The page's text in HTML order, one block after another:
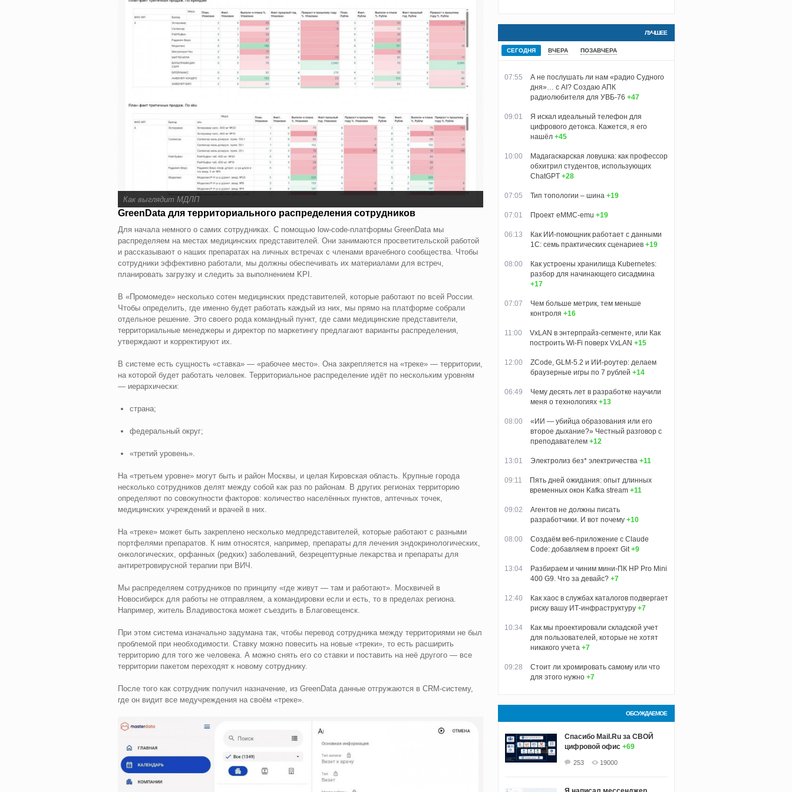
Как выглядит МДЛП
GreenData для территориального распределения сотрудников
Для начала немного о самих сотрудниках. С помощью low-code-платформы GreenData мы
распределяем на местах медицинских представителей. Они занимаются просветительской работой
и рассказывают о наших препаратах на личных встречах с членами врачебного сообщества. Чтобы
сотрудники эффективно работали, мы должны обеспечивать их материалами для встреч,
планировать загрузку и следить за выполнением KPI.
В «Промомеде» несколько сотен медицинских представителей, которые работают по всей России.
Чтобы определить, где именно будет работать каждый из них, мы прямо на платформе собрали
отдельное решение. Это своего рода командный пункт, где сами медицинские представители,
территориальные менеджеры и директор по маркетингу предлагают варианты распределения,
утверждают и корректируют их.
В системе есть сущность «ставка» — «рабочее место». Она закрепляется на «треке» — территории,
на которой будет работать человек. Территориальное распределение идёт по нескольким уровням
— иерархически:
страна;
федеральный округ;
«третий уровень». ​
На «третьем уровне» могут быть и район Москвы, и целая Кировская область. Крупные города
несколько сотрудников делят между собой как раз по районам. В других регионах территорию
определяют по совокупности факторов: количество населённых пунктов, аптечных точек,
медицинских учреждений и врачей в них.
На «треке» может быть закреплено несколько медпредставителей, которые работают с разными
портфелями препаратов. К ним относятся, например, препараты для лечения эндокринологических,
онкологических, орфанных (редких) заболеваний, безрецептурные лекарства и препараты для
антиретровирусной терапии при ВИЧ.
Мы распределяем сотрудников по принципу «где живут — там и работают». ​Москвичей в
Новосибирск для работы не отправляем, а командировки если и есть, то в пределах региона.
Например, житель Владивостока может съездить в Благовещенск.
При этом система изначально задумана так, чтобы перевод сотрудника между территориями не был
проблемой при необходимости. Ставку можно повесить на новые «треки», то есть расширить
территорию для того же человека. А можно снять его со ставки и поставить на неё другого — все
территории пакетом переходят к новому сотруднику.
После того как сотрудник получил назначение, из GreenData данные отгружаются в CRM-систему,
где он видит все медучреждения на своём «треке».
ЛУЧШЕЕ
СЕГОДНЯ ВЧЕРА ПОЗАВЧЕРА
07:55
А не послушать ли нам «радио Судного
дня»… с AI? Создаю АПК
радиолюбителя для УВБ-76 +47
09:01
Я искал идеальный телефон для
цифрового детокса. Кажется, я его
нашёл +45
10:00
Мадагаскарская ловушка: как профессор
обхитрил студентов, использующих
ChatGPT +28
07:05 Тип топологии – шина +19
07:01 Проект eMMC-emu +19
06:13
Как ИИ-помощник работает с данными
1С: семь практических сценариев +19
08:00
Как устроены хранилища Kubernetes:
разбор для начинающего сисадмина
+17
07:07
Чем больше метрик, тем меньше
контроля +16
11:00
VxLAN в энтерпрайз-сегменте, или Как
построить Wi-Fi поверх VxLAN +15
12:00
ZCode, GLM-5.2 и ИИ-роутер: делаем
браузерные игры по 7 рублей +14
06:49
Чему десять лет в разработке научили
меня о технологиях +13
08:00
«ИИ — убийца образования или его
второе дыхание?» Честный разговор с
преподавателем +12
13:01 Электролиз без* электричества +11
09:11
Пять дней ожидания: опыт длинных
временных окон Kafka stream +11
09:02
Агентов не должны писать
разработчики. И вот почему +10
08:00
Создаём веб-приложение с Claude
Code: добавляем в проект Git +9
13:04
Разбираем и чиним мини-ПК HP Pro Mini
400 G9. Что за девайс? +7
12:40
Как хаос в службах каталогов подвергает
риску вашу ИТ-инфраструктуру +7
10:34
Как мы проектировали складской учет
для пользователей, которые не хотят
никакого учета +7
09:28
Стоит ли хромировать самому или что
для этого нужно +7
ОБСУЖДАЕМОЕ
Спасибо Mail.Ru за СВОЙ
цифровой офис +69
253 19000